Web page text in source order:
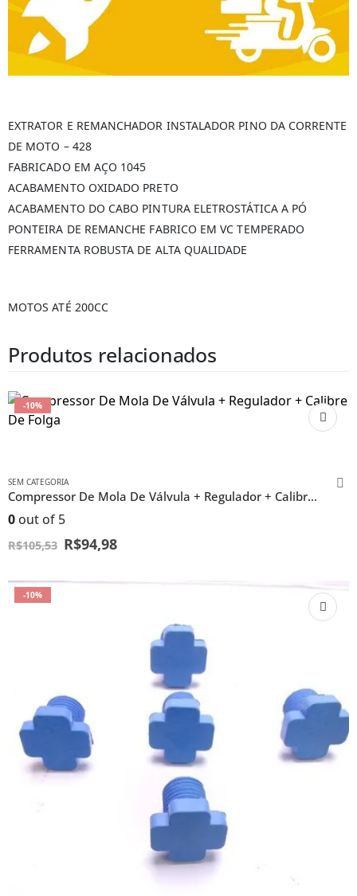
EXTRATOR E REMANCHADOR INSTALADOR PINO DA CORRENTE
DE MOTO – 428
FABRICADO EM AÇO 1045
ACABAMENTO OXIDADO PRETO
ACABAMENTO DO CABO PINTURA ELETROSTÁTICA A PÓ
PONTEIRA DE REMANCHE FABRICO EM VC TEMPERADO
FERRAMENTA ROBUSTA DE ALTA QUALIDADE
MOTOS ATÉ 200CC
Produtos relacionados
-10%
SEM CATEGORIA
Compressor De Mola De Válvula + Regulador + Calibre De Folga
0 out of 5
R$105,53 R$94,98
-10%